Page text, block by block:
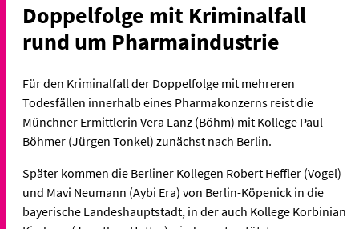
Doppelfolge mit Kriminalfall
rund um Pharmaindustrie
Für den Kriminalfall der Doppelfolge mit mehreren
Todesfällen innerhalb eines Pharmakonzerns reist die
Münchner Ermittlerin Vera Lanz (Böhm) mit Kollege Paul
Böhmer (Jürgen Tonkel) zunächst nach Berlin.
Später kommen die Berliner Kollegen Robert Heffler (Vogel)
und Mavi Neumann (Aybi Era) von Berlin-Köpenick in die
bayerische Landeshauptstadt, in der auch Kollege Korbinian